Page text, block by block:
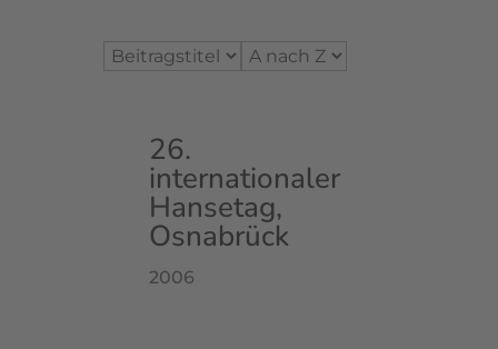
26.
internationaler
Hansetag,
Osnabrück
2006